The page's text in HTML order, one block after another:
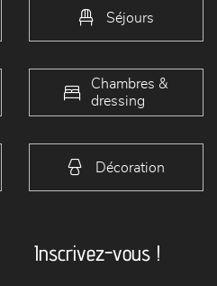
Séjours
Chambres &
dressing
Décoration
Inscrivez-vous !